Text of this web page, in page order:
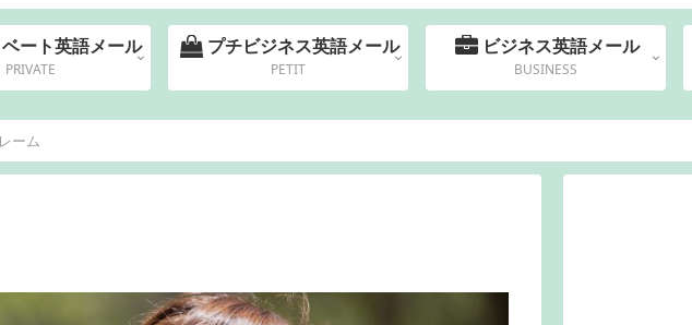
ート英語メール
PRIVATE
プチビジネス英語メール
PETIT
ビジネス英語メール
BUSINESS
ーム